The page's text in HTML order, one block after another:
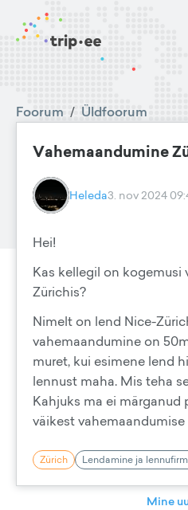
Foorum / Üldfoorum
Vahemaandumine
Heleda3. nov 2024
Hei!
Kas kellegil on kogemusi
Zürichis?
Nimelt on lend Nice-
vahemaandumine on
muret, kui esimene lend
lennust maha. Mis teha
Kahjuks ma ei
väikest vahemaandumise
Zürich Lendamine ja
Mine